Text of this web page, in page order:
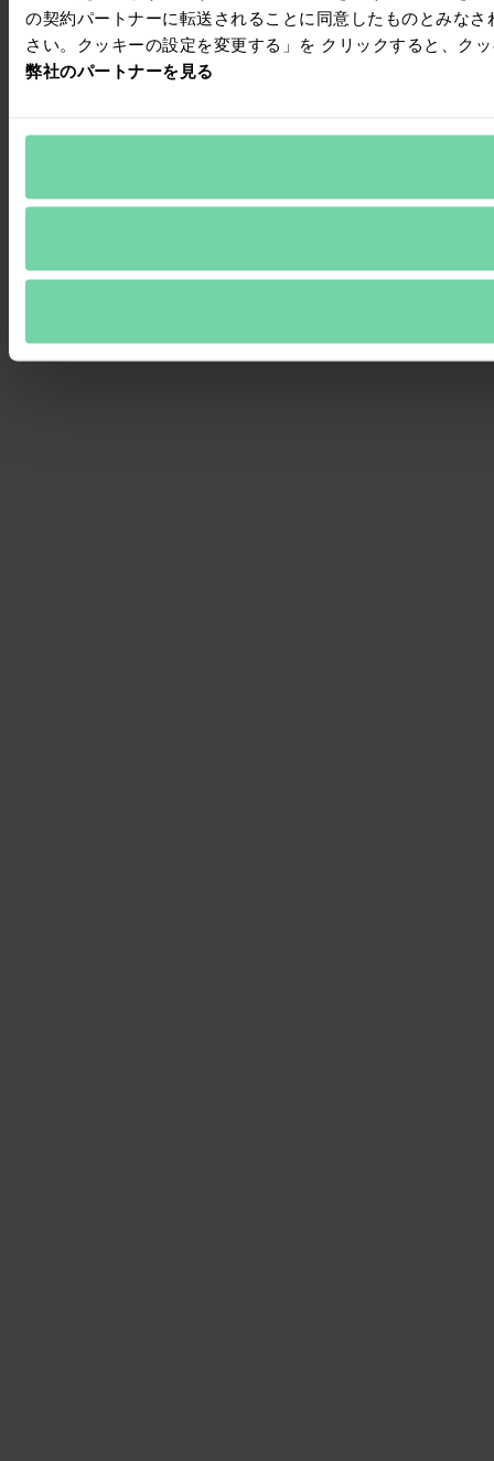
の契約パートナーに転送されることに同意したものとみな
さい。クッキーの設定を変更する」を クリックすると、ク
弊社のパートナーを見る